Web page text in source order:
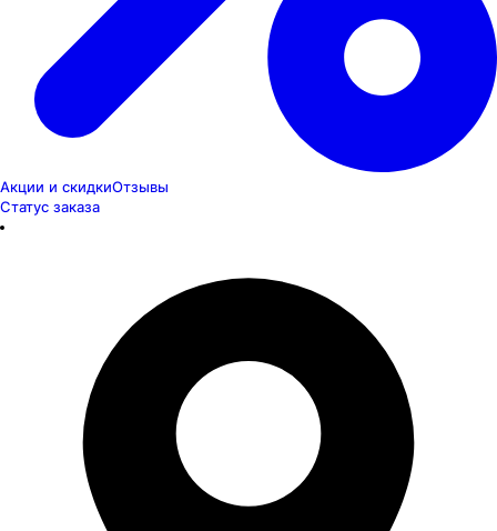
Акции и скидкиОтзывы
Статус заказа